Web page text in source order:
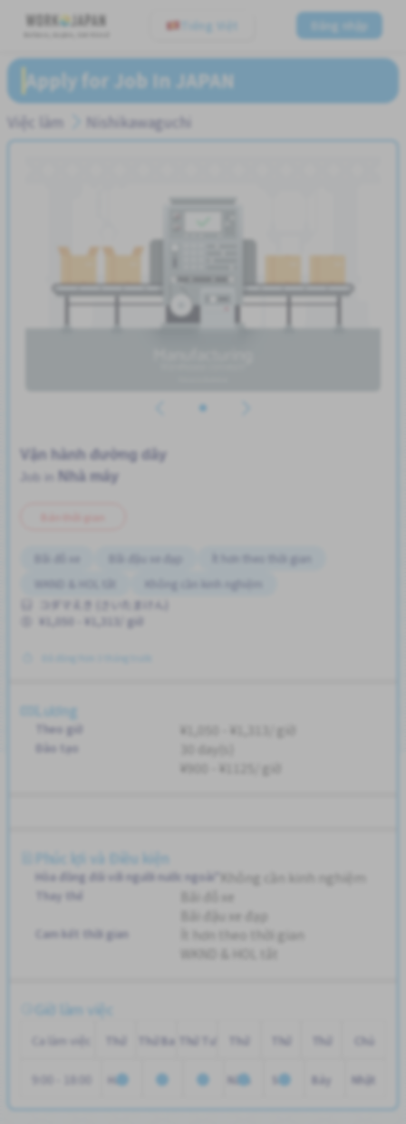
Tiếng Việt Đăng nhập
Apply for Job In JAPAN
Việc làm Nishikawaguchi
Vận hành đường dây
Nhà máy
Bãi đậu xe đạp
Ít hơn theo thời gian
WKND & HOL tắt
Không cần kinh nghiệm
コダマえき (さいたまけん)
¥1,050 - ¥1,313/ giờ
Lương
Theo giờ ¥1,050 - ¥1,313/ giờ
Đào tạo
30 day(s)
¥900 - ¥1125/ giờ
Phúc lợi và Điều kiện
Hòa đồng đối với người nước ngoài" Không cần kinh nghiệm
Thay thế
Bãi đỗ xe
Bãi đậu xe đạp
Cam kết thời gian
Ít hơn theo thời gian
Giờ làm việc
Ca làm việc Thứ
Hai
Thứ Ba Thứ Tư Thứ
Năm
Thứ
Sáu
Thứ
Bảy
Chủ
Nhật